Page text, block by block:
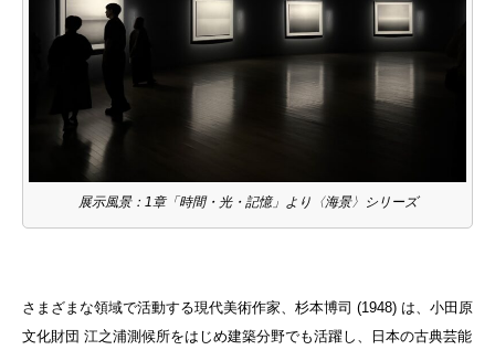
展示風景：1章「時間・光・記憶」より〈海景〉シリーズ
さまざまな領域で活動する現代美術作家、杉本博司 (1948) は、小田原
文化財団 江之浦測候所をはじめ建築分野でも活躍し、日本の古典芸能